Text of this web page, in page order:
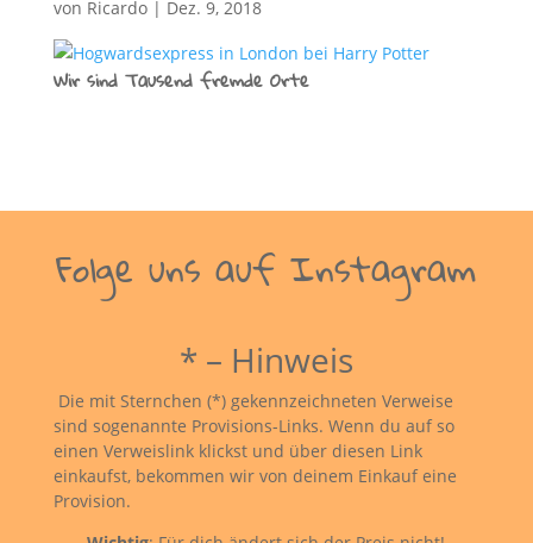
von Ricardo| Dez. 9, 2018
Wir sind Tausend fremde Orte
Folge uns auf Instagram
* – Hinweis
Die mit Sternchen (*) gekennzeichneten Verweise
sind sogenannte Provisions-Links. Wenn du auf so
einen Verweislink klickst und über diesen Link
einkaufst, bekommen wir von deinem Einkauf eine
Provision.